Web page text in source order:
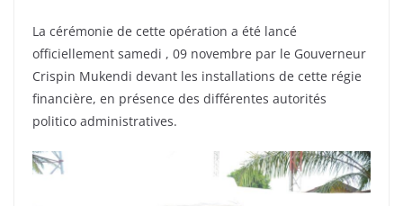
La cérémonie de cette opération a été lancé
officiellement samedi , 09 novembre par le Gouverneur
Crispin Mukendi devant les installations de cette régie
financière, en présence des différentes autorités
politico administratives.